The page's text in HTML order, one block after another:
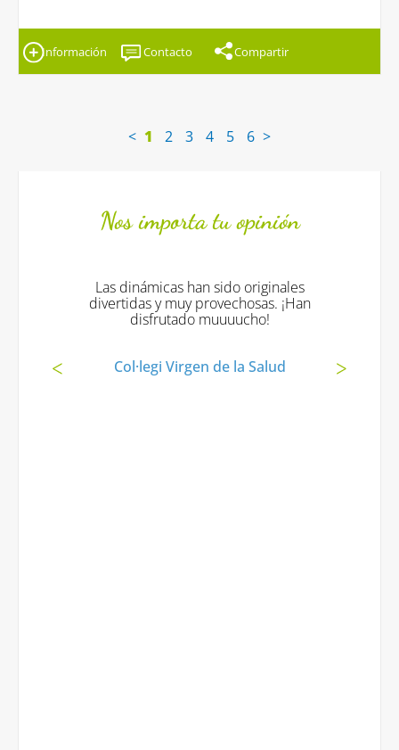
Información Contacto Compartir
< 1 2 3 4 5 6 >
Nos importa tu opinión
Las dinámicas han sido originales
divertidas y muy provechosas. ¡Han
disfrutado muuuucho!
Col·legi Virgen de la Salud